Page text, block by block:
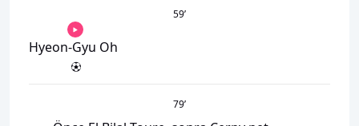
59’
Hyeon-Gyu Oh
79’